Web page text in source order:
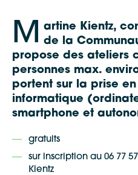
M artine Kientz,
de la
propose des ateliers
personnes max.
portent sur la prise
informatique
smartphone et
gratuits
sur inscription au 06 77
Kientz